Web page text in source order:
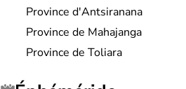
Province d'Antsiranana
Province de Mahajanga
Province de Toliara